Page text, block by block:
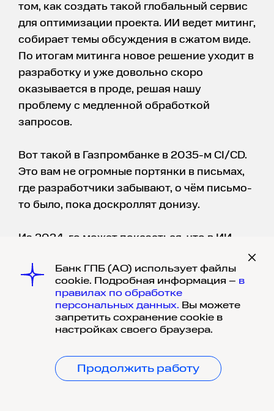
том, как создать такой глобальный сервис
для оптимизации проекта. ИИ ведет митинг,
собирает темы обсуждения в сжатом виде.
По итогам митинга новое решение уходит в
разработку и уже довольно скоро
оказывается в проде, решая нашу
проблему с медленной обработкой
запросов.
Вот такой в Газпромбанке в 2035-м CI/CD.
Это вам не огромные портянки в письмах,
где разработчики забывают, о чём письмо-
то было, пока доскроллят донизу.
Из 2024-го может показаться, что в ИИ-
инфы легко запутаться. Но такой процесс
не возник сразу. Потихоньку ИИ-
ассистенты получили новые удобные фичи,
а потом эти фичи стали частью жизни.
Людям в 2012-м тоже было сложно
представить, как все пуляются
голосовухами и кружкáми в мессенджерах.
Банк ГПБ (АО) использует файлы
cookie. Подробная информация – в
правилах по обработке
персональных данных. Вы можете
запретить сохранение cookie в
настройках своего браузера.
Продолжить работу